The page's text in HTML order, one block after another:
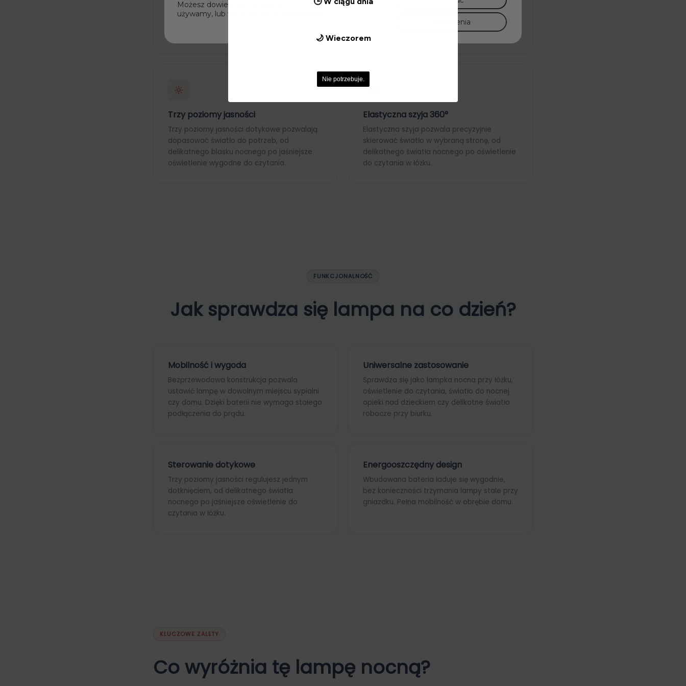
użyciu.
całonocnym użyciu. To pełna swoboda
ustawienia lampy w dowolnym miejscu
🔆
Trzy poziomy jasności
Trzy poziomy jasności dotykowe pozwalają
dopasować światło do potrzeb, od
delikatnego blasku nocnego po jaśniejsze
oświetlenie wygodne do czytania.
🔄
Elastyczna szyja 360°
Elastyczna szyja pozwala precyzyjnie
skierować światło w wybraną stronę, od
delikatnego światła nocnego po oświetlenie
do czytania w łóżku.
FUNKCJONALNOŚĆ
Jak sprawdza się lampa na co dzień?
Mobilność i wygoda
Bezprzewodowa konstrukcja pozwala
ustawić lampę w dowolnym miejscu sypialni
czy domu. Dzięki baterii nie wymaga stałego
podłączenia do prądu.
Uniwersalne zastosowanie
Sprawdza się jako lampka nocna przy łóżku,
oświetlenie do czytania, światło do nocnej
opieki nad dzieckiem czy delikatne światło
robocze przy biurku.
Sterowanie dotykowe
Trzy poziomy jasności regulujesz jednym
dotknięciem, od delikatnego światła
nocnego po jaśniejsze oświetlenie do
czytania w łóżku.
Energooszczędny design
Wbudowana bateria ładuje się wygodnie,
bez konieczności trzymania lampy stale przy
gniazdku. Pełna mobilność w obrębie domu.
KLUCZOWE ZALETY
Co wyróżnia tę lampę nocną?
Możesz dowiedzieć się więcej o tym, jakich ciasteczek
używamy, lub wyłączyć je w
Ustawienia
🌙 Wieczorem
Nie potrzebuje.